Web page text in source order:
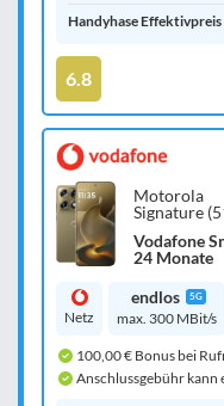
Handyhase Effektivpreis
6.8
Motorola
Signature
Vodafone
24 Monate
Netz
endlos 5G
max. 300 MBit/s
100,00 € Bonus bei
Anschlussgebühr kann